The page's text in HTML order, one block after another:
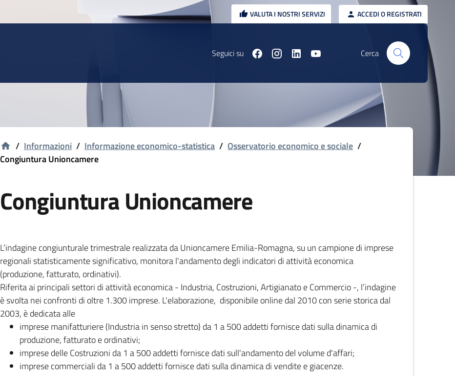
VALUTA I NOSTRI SERVIZI ACCEDI O REGISTRATI
Seguici su Cerca
/ Informazioni / Informazione economico-statistica / Osservatorio economico e sociale /
Congiuntura Unioncamere
Congiuntura Unioncamere
L’indagine congiunturale trimestrale realizzata da Unioncamere Emilia-Romagna, su un campione di imprese
regionali statisticamente significativo, monitora l'andamento degli indicatori di attività economica
(produzione, fatturato, ordinativi).
Riferita ai principali settori di attività economica - Industria, Costruzioni, Artigianato e Commercio -, l’indagine
è svolta nei confronti di oltre 1.300 imprese. L'elaborazione, disponibile online dal 2010 con serie storica dal
2003, è dedicata alle
imprese manifatturiere (Industria in senso stretto) da 1 a 500 addetti fornisce dati sulla dinamica di
produzione, fatturato e ordinativi;
imprese delle Costruzioni da 1 a 500 addetti fornisce dati sull'andamento del volume d'affari;
imprese commerciali da 1 a 500 addetti fornisce dati sulla dinamica di vendite e giacenze.